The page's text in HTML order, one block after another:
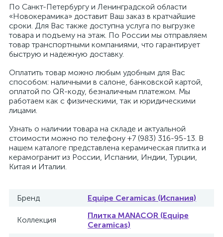
По Санкт-Петербургу и Ленинградской области
«Новокерамика» доставит Ваш заказ в кратчайшие
сроки. Для Вас также доступна услуга по выгрузке
товара и подъему на этаж. По России мы отправляем
товар транспортными компаниями, что гарантирует
быструю и надежную доставку.
Оплатить товар можно любым удобным для Вас
способом: наличными в салоне, банковской картой,
оплатой по QR-коду, безналичным платежом. Мы
работаем как с физическими, так и юридическими
лицами.
Узнать о наличии товара на складе и актуальной
стоимости можно по телефону +7 (983) 316-95-13. В
нашем каталоге представлена керамическая плитка и
керамогранит из России, Испании, Индии, Турции,
Китая и Италии.
Бренд Equipe Ceramicas (Испания)
Коллекция
Плитка MANACOR (Equipe
Ceramicas)